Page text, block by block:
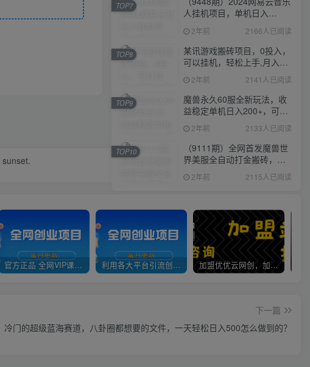
官方正品 全网VIP课程 无损下载~ 利用各大平台引流创业粉，做知识付费系统，卖会员，卖课程，实现日入几百几千 加盟优优云网创，加盟搭建同款知识付费资源网站，实现长期稳定被动收入~
下一篇
冷门的超级蓝海赛道，八卦圈都想要的文件，一天轻松日入500怎么做到的？
人挂机项目，单机日入
150+，无脑月入5000+
2年前 2166人已阅读
TOP7
某讯游戏搬砖项目，0投入，
可以挂机，轻松上手,月入
3000+上不封顶
2年前 2141人已阅读
TOP8
魔兽永久60服全新玩法，收
益稳定单机日入200+，可以
多开矩阵操作。
2年前 2133人已阅读
TOP9
（9111期）全网首发魔兽世
界美服全自动打金搬砖，日
入1000+，简单好操作，保
姆级教学
2年前 2115人已阅读
TOP10